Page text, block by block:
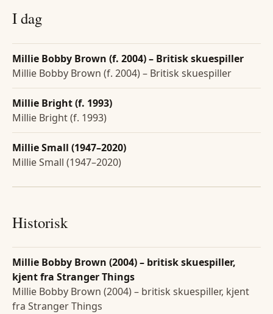
I dag
Millie Bobby Brown (f. 2004) – Britisk skuespiller
Millie Bobby Brown (f. 2004) – Britisk skuespiller
Millie Bright (f. 1993)
Millie Bright (f. 1993)
Millie Small (1947–2020)
Millie Small (1947–2020)
Historisk
Millie Bobby Brown (2004) – britisk skuespiller,
kjent fra Stranger Things
Millie Bobby Brown (2004) – britisk skuespiller, kjent
fra Stranger Things